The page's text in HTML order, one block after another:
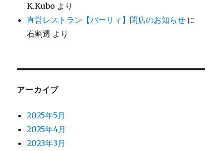
K.Kubo より
直営レストラン【バーリィ】閉店のお知らせ に
石割透 より
アーカイブ
2025年5月
2025年4月
2023年3月